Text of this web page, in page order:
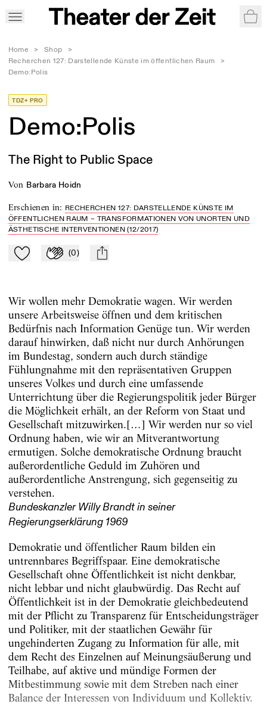
Home > Shop
>
Recherchen 127: Darstellende Künste im öffentlichen Raum
>
Demo:Polis
TDZ+ PRO
Demo:Polis
The Right to Public Space
von Barbara Hoidn
Erschienen in: RECHERCHEN 127: DARSTELLENDE KÜNSTE IM
ÖFFENTLICHEN RAUM – TRANSFORMATIONEN VON UNORTEN UND
ÄSTHETISCHE INTERVENTIONEN (12/2017)
Zu Mein-TdZ hinzufügen
Applaudieren
(0) mail
Wir wollen mehr Demokratie wagen. Wir werden
unsere Arbeitsweise öffnen und dem kritischen
Bedürfnis nach Information Genüge tun. Wir werden
darauf hinwirken, daß nicht nur durch Anhörungen
im Bundestag, sondern auch durch ständige
Fühlungnahme mit den repräsentativen Gruppen
unseres Volkes und durch eine umfassende
Unterrichtung über die Regierungspolitik jeder Bürger
die Möglichkeit erhält, an der Reform von Staat und
Gesellschaft mitzuwirken.[…] Wir werden nur so viel
Ordnung haben, wie wir an Mitverantwortung
ermutigen. Solche demokratische Ordnung braucht
außerordentliche Geduld im Zuhören und
außerordentliche Anstrengung, sich gegenseitig zu
verstehen.
Bundeskanzler Willy Brandt in seiner
Regierungserklärung 1969
Demokratie und öffentlicher Raum bilden ein
untrennbares Begriffspaar. Eine demokratische
Gesellschaft ohne Öffentlichkeit ist nicht denkbar,
nicht lebbar und nicht glaubwürdig. Das Recht auf
Öffentlichkeit ist in der Demokratie gleichbedeutend
mit der Pflicht zu Transparenz für Entscheidungsträger
und Politiker, mit der staatlichen Gewähr für
ungehinderten Zugang zu Information für alle, mit
dem Recht des Einzelnen auf Meinungsäußerung und
Teilhabe, auf aktive und mündige Formen der
Mitbestimmung sowie mit dem Streben nach einer
Balance der Interessen von Individuum und Kollektiv.